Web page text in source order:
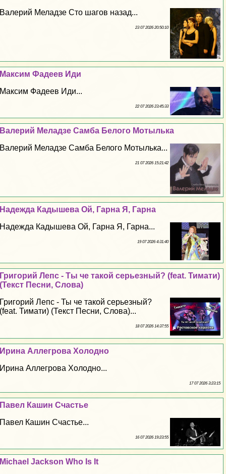
Валерий Меладзе Сто шагов назад...
23 07 2026 20:50:10
Максим Фадеев Иди
Максим Фадеев Иди...
22 07 2026 23:45:33
Валерий Меладзе Самба Белого Мотылька
Валерий Меладзе Самба Белого Мотылька...
21 07 2026 15:21:42
Надежда Кадышева Ой, Гарна Я, Гарна
Надежда Кадышева Ой, Гарна Я, Гарна...
19 07 2026 4:31:40
Григорий Лепс - Ты че такой серьезный? (feat. Тимати)
(Текст Песни, Слова)
Григорий Лепс - Ты че такой серьезный?
(feat. Тимати) (Текст Песни, Слова)...
18 07 2026 14:37:55
Ирина Аллегрова Холодно
Ирина Аллегрова Холодно...
17 07 2026 3:23:15
Павел Кашин Счастье
Павел Кашин Счастье...
16 07 2026 19:23:55
Michael Jackson Who Is It